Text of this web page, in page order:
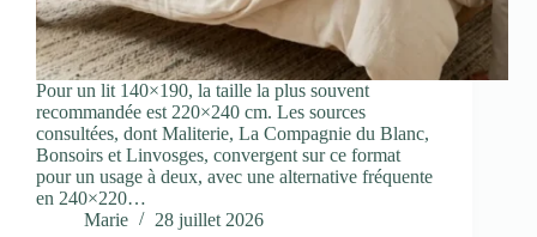
Pour un lit 140×190, la taille la plus souvent
recommandée est 220×240 cm. Les sources
consultées, dont Maliterie, La Compagnie du Blanc,
Bonsoirs et Linvosges, convergent sur ce format
pour un usage à deux, avec une alternative fréquente
en 240×220…
Marie
28 juillet 2026